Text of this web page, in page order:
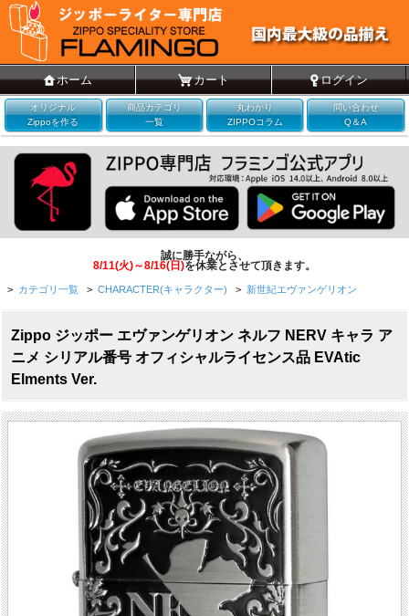
ホーム カート ログイン
オリジナル
Zippoを作る
商品カテゴリ
一覧
丸わかり
ZIPPOコラム
問い合わせ
Q＆A
誠に勝手ながら、
8/11(火)～8/16(日)を休業とさせて頂きます。
> カテゴリ一覧 > CHARACTER(キャラクター) > 新世紀エヴァンゲリオン
Zippo ジッポー エヴァンゲリオン ネルフ NERV キャラ ア
ニメ シリアル番号 オフィシャルライセンス品 EVAtic
Elments Ver.